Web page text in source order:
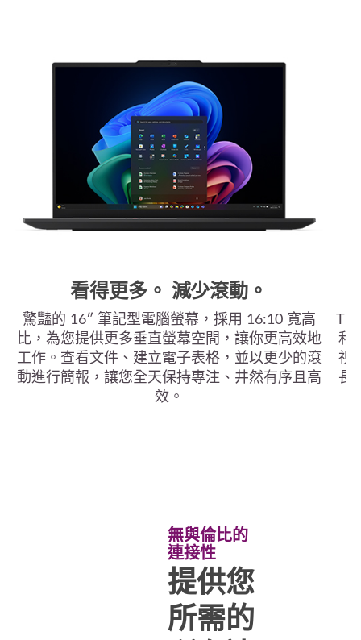
看得更多。 減少滾動。
驚豔的 16″ 筆記型電腦螢幕，採用 16:10 寬高
比，為您提供更多垂直螢幕空間，讓你更高效地
工作。查看文件、建立電子表格，並以更少的滾
動進行簡報，讓您全天保持專注、井然有序且高
效。
和
視
長
無與倫比的
連接性
提供您
所需的